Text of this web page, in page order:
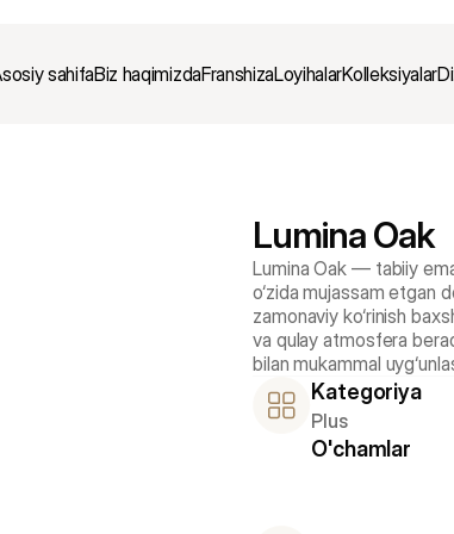
Lumina Oak
Lumina Oak — tabiiy
o‘zida mujassam etgan
zamonaviy ko‘rinish
va qulay atmosfera
bilan mukammal
Kategoriya
Plus
O'chamlar
sahifaBiz haqimizdaFranshizaLoyihalarKolleksiyalar